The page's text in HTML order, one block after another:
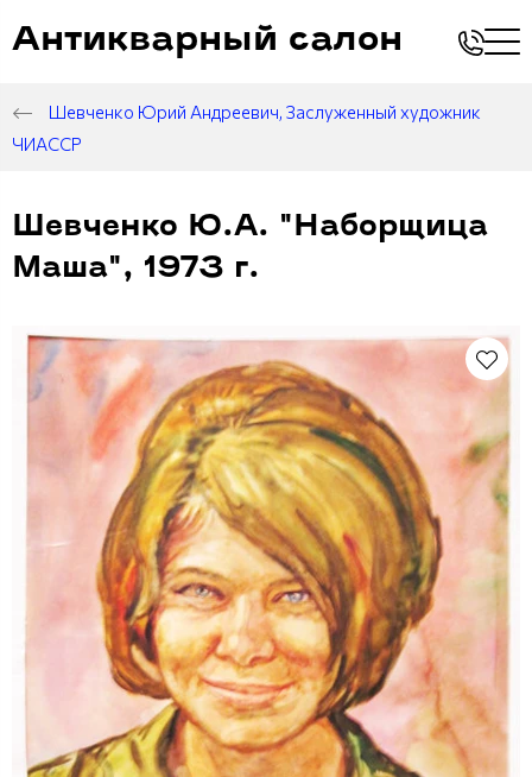
Антикварный салон
Шевченко Юрий Андреевич, Заслуженный художник
ЧИАССР
Шевченко Ю.А. "Наборщица
Маша", 1973 г.